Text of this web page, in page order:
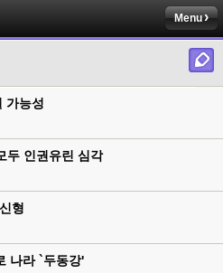
Menu
가능성
두 인권유린 심각
형
나라 `두동강'